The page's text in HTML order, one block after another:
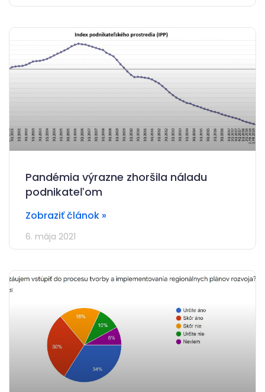
Pandémia výrazne zhoršila náladu
podnikateľom
Zobraziť článok »
6. mája 2021